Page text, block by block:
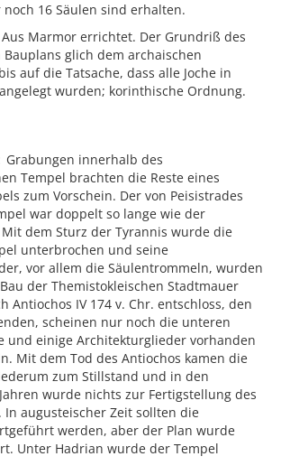
noch 16 Säulen sind erhalten.
Aus Marmor errichtet. Der Grundriß des
glich dem archaischen
auf die Tatsache, dass alle Joche in
wurden; korinthische Ordnung.
Grabungen innerhalb des
Tempel brachten die Reste eines
zum Vorschein. Der von Peisistrades
war doppelt so lange wie der
dem Sturz der Tyrannis wurde die
unterbrochen und seine
vor allem die Säulentrommeln, wurden
der Themistokleischen Stadtmauer
Antiochos IV 174 v. Chr. entschloss, den
scheinen nur noch die unteren
und einige Architekturglieder vorhanden
Mit dem Tod des Antiochos kamen die
zum Stillstand und in den
wurde nichts zur Fertigstellung des
In augusteischer Zeit sollten die
werden, aber der Plan wurde
Unter Hadrian wurde der Tempel